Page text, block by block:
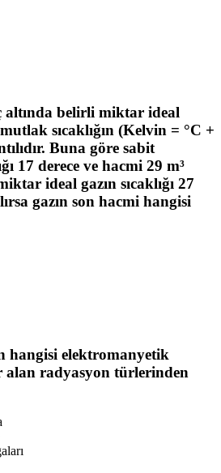
altında belirli miktar ideal
sıcaklığın (Kelvin = °C +
Buna göre sabit
17 derece ve hacmi 29 m³
ideal gazın sıcaklığı 27
gazın son hacmi hangisi
hangisi elektromanyetik
alan radyasyon türlerinden